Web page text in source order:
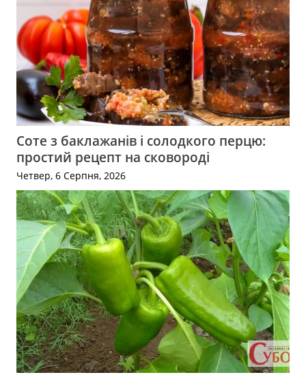
Соте з баклажанів і солодкого перцю:
простий рецепт на сковороді
Четвер, 6 Серпня, 2026